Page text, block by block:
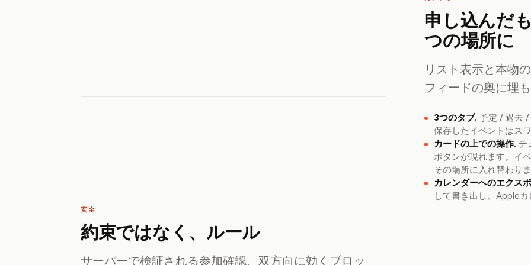
申し込んだ
つの場所に
リスト表示と本物
フィードの奥に埋
3つのタブ. 予定 / 過去 /
保存したイベントはス
カードの上での操作. チ
ボタンが現れます。イ
その場所に入れ替わり
カレンダーへのエクス
して書き出し、Apple
安全
約束ではなく、ルール
サーバーで検証される参加確認、双方向に効くブロッ